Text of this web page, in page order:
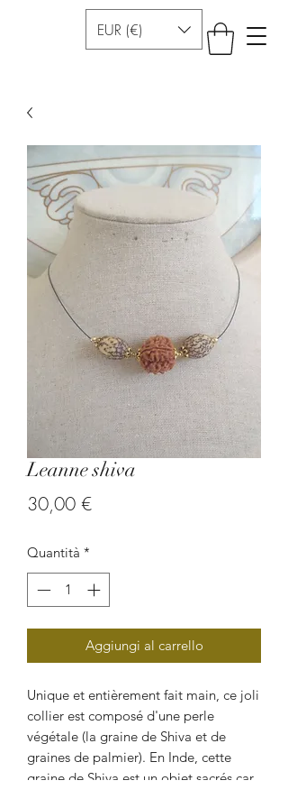
EUR (€)
Leanne shiva
30,00 €Prezzo
Quantità *
Aggiungi al carrello
Unique et entièrement fait main, ce joli
collier est composé d'une perle
végétale (la graine de Shiva et de
graines de palmier). En Inde, cette
graine de Shiva est un objet sacrés car